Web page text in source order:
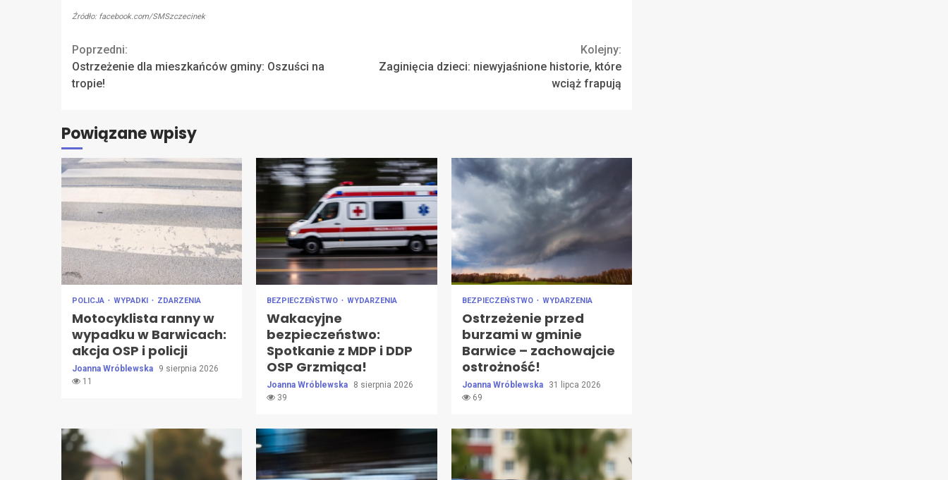
Źródło: facebook.com/SMSzczecinek
Continue
Reading
Poprzedni:
Ostrzeżenie dla mieszkańców gminy: Oszuści na
tropie!
Kolejny:
Zaginięcia dzieci: niewyjaśnione historie, które
wciąż frapują
Powiązane wpisy
POLICJA WYPADKI ZDARZENIA
Motocyklista ranny w
wypadku w Barwicach:
akcja OSP i policji
Joanna Wróblewska
9 sierpnia 2026
11
BEZPIECZEŃSTWO WYDARZENIA
Wakacyjne
bezpieczeństwo:
Spotkanie z MDP i DDP
OSP Grzmiąca!
Joanna Wróblewska
8 sierpnia 2026
39
BEZPIECZEŃSTWO WYDARZENIA
Ostrzeżenie przed
burzami w gminie
Barwice – zachowajcie
ostrożność!
Joanna Wróblewska
31 lipca 2026
69